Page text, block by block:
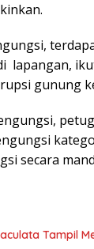
lapangan,
gunung
secara
Tampil